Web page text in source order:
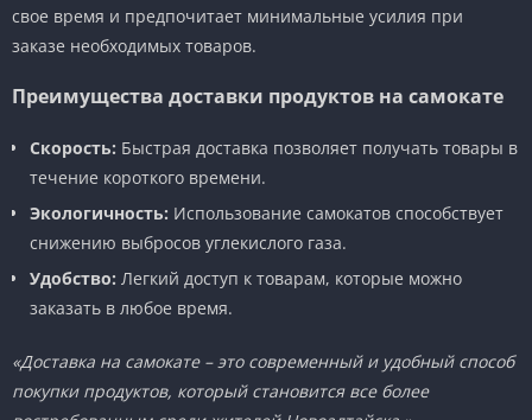
свое время и предпочитает минимальные усилия при
заказе необходимых товаров.
Преимущества доставки продуктов на самокате
Скорость: Быстрая доставка позволяет получать товары в
течение короткого времени.
Экологичность: Использование самокатов способствует
снижению выбросов углекислого газа.
Удобство: Легкий доступ к товарам, которые можно
заказать в любое время.
«Доставка на самокате – это современный и удобный способ
покупки продуктов, который становится все более